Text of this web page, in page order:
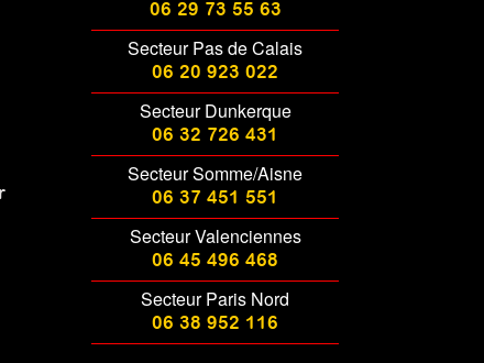
06 29 73 55 63
Secteur Pas de Calais
06 20 923 022
Secteur Dunkerque
06 32 726 431
Secteur Somme/Aisne
06 37 451 551
Secteur Valenciennes
06 45 496 468
Secteur Paris Nord
06 38 952 116